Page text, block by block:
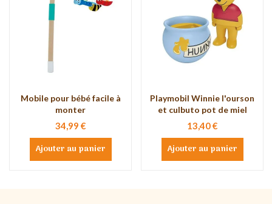
Mobile pour bébé facile à
monter
34,99 €
Ajouter au panier
Playmobil Winnie l'ourson
et culbuto pot de miel
13,40 €
Ajouter au panier